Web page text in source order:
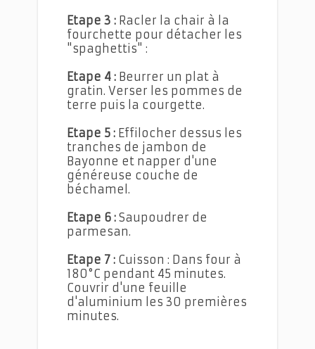
Etape 3 : Racler la chair à la
fourchette pour détacher les
"spaghettis" :
Etape 4 : Beurrer un plat à
gratin. Verser les pommes de
terre puis la courgette.
Etape 5 : Effilocher dessus les
tranches de jambon de
Bayonne et napper d'une
généreuse couche de
béchamel.
Etape 6 : Saupoudrer de
parmesan.
Etape 7 : Cuisson : Dans four à
180°C pendant 45 minutes.
Couvrir d'une feuille
d'aluminium les 30 premières
minutes.